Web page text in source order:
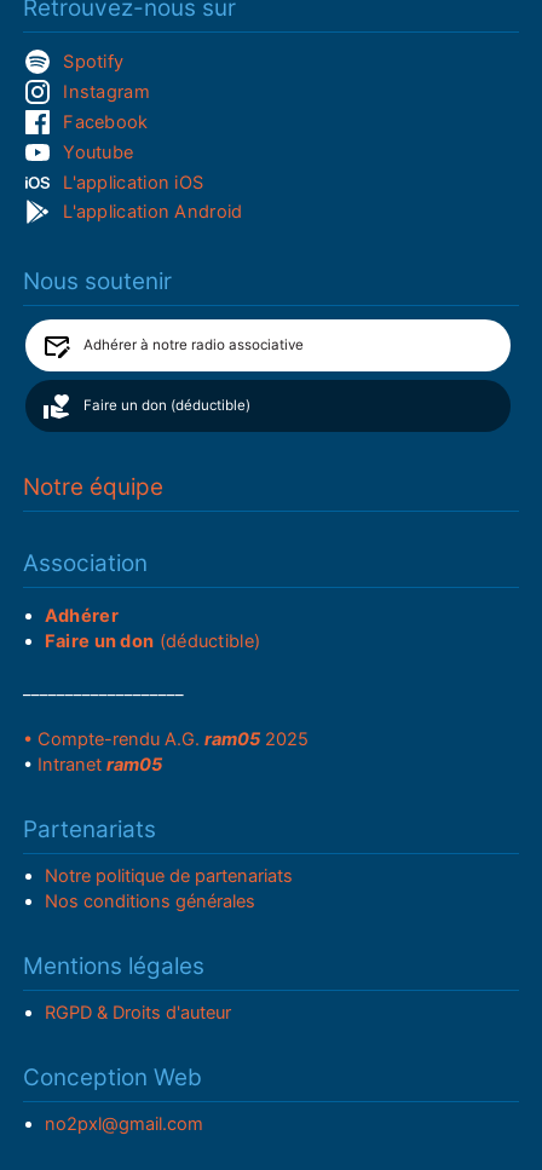
Retrouvez-nous sur
Spotify
Instagram
Facebook
Youtube
L'application iOS
L'application Android
Nous soutenir
Adhérer à notre radio associative
Faire un don (déductible)
Notre équipe
Association
Adhérer
Faire un don (déductible)
• Compte-rendu A.G.ram05 2025
• Intranetram05
Partenariats
Notre politique de partenariats
Nos conditions générales
Mentions légales
RGPD & Droits d'auteur
Conception Web
no2pxl@gmail.com